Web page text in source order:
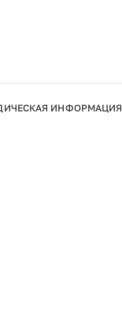
ИНФОРМАЦИЯ